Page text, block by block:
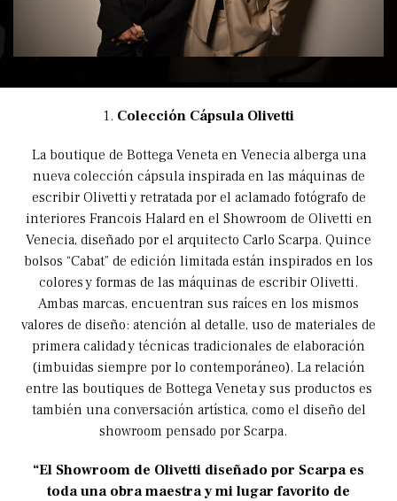
1. Colección Cápsula Olivetti
La boutique de Bottega Veneta en Venecia alberga una
nueva colección cápsula inspirada en las máquinas de
escribir Olivetti y retratada por el aclamado fotógrafo de
interiores Francois Halard en el Showroom de Olivetti en
Venecia, diseñado por el arquitecto Carlo Scarpa. Quince
bolsos “Cabat” de edición limitada están inspirados en los
colores y formas de las máquinas de escribir Olivetti.
Ambas marcas, encuentran sus raíces en los mismos
valores de diseño: atención al detalle, uso de materiales de
primera calidad y técnicas tradicionales de elaboración
(imbuidas siempre por lo contemporáneo). La relación
entre las boutiques de Bottega Veneta y sus productos es
también una conversación artística, como el diseño del
showroom pensado por Scarpa.
“El Showroom de Olivetti diseñado por Scarpa es
toda una obra maestra y mi lugar favorito de